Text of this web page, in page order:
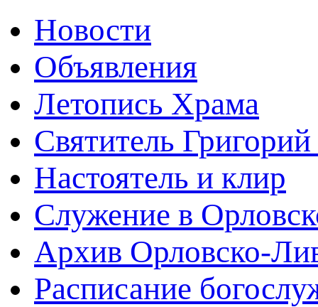
Новости
Объявления
Летопись Храма
Святитель
Настоятель и клир
Служение в
Архив Орловско-
Расписание